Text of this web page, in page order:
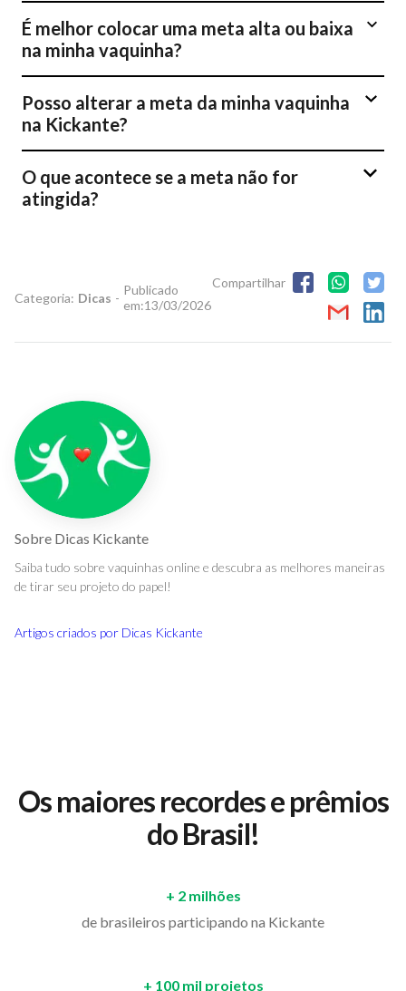
É melhor colocar uma meta alta ou baixa
na minha vaquinha?
Posso alterar a meta da minha vaquinha
na Kickante?
O que acontece se a meta não for
atingida?
Categoria: Dicas - Publicado
em:13/03/2026
Compartilhar
Sobre Dicas Kickante
Saiba tudo sobre vaquinhas online e descubra as melhores maneiras
de tirar seu projeto do papel!
Artigos criados por Dicas Kickante
Os maiores recordes e prêmios
do Brasil!
+ 2 milhões
de brasileiros participando na Kickante
+ 100 mil projetos